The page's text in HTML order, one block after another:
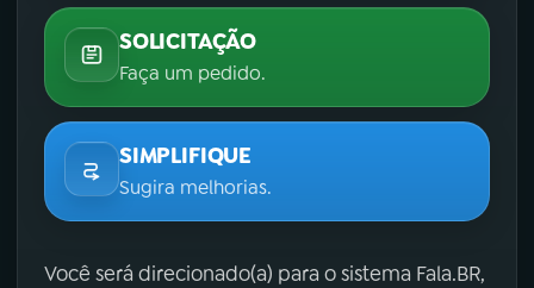
SOLICITAÇÃO
Faça um pedido.
SIMPLIFIQUE
Sugira melhorias.
Você será direcionado(a) para o sistema Fala.BR,